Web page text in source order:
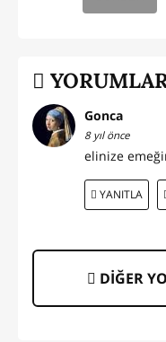
Gonca
8 yıl önce
elinize
YANITLA
DİĞER